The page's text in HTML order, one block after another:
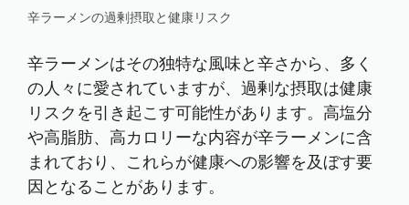
辛ラーメンの過剰摂取と健康リスク
辛ラーメンはその独特な風味と辛さから、多く
の人々に愛されていますが、過剰な摂取は健康
リスクを引き起こす可能性があります。高塩分
や高脂肪、高カロリーな内容が辛ラーメンに含
まれており、これらが健康への影響を及ぼす要
因となることがあります。